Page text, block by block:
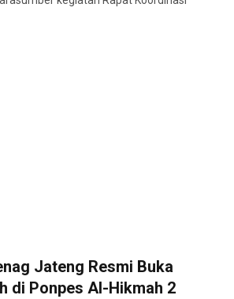
Jateng Resmi Buka
di Ponpes Al-Hikmah 2